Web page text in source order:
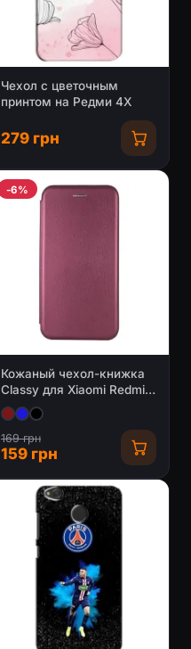
Чехол с цветочным
принтом на Редми 4Х
279 грн
-6%
Кожаный чехол-книжка
Classy для Xiaomi Redmi
4X
169 грн
159 грн